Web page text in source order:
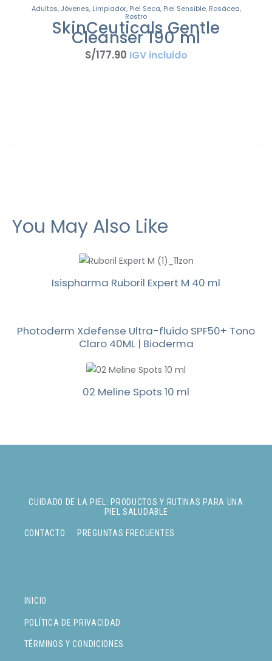
Adultos, Jóvenes, Limpiador, Piel Seca, Piel Sensible, Rosácea,
Rostro
SkinCeuticals Gentle
Cleanser 190 ml
S/177.90 IGV incluido
You May Also Like
Isispharma Ruboril Expert M 40 ml
Photoderm Xdefense Ultra-fluido SPF50+ Tono
Claro 40ML | Bioderma
02 Meline Spots 10 ml
INICIO
POLÍTICA DE PRIVACIDAD
TÉRMINOS Y CONDICIONES
CUIDADO DE LA PIEL: PRODUCTOS Y RUTINAS PARA UNA
PIEL SALUDABLE
CONTACTO PREGUNTAS FRECUENTES